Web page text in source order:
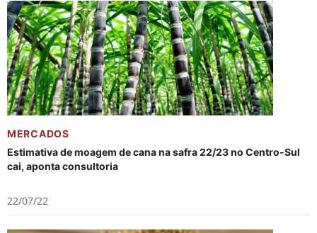
MERCADOS
Estimativa de moagem de cana na safra 22/23 no Centro-Sul
cai, aponta consultoria
22/07/22